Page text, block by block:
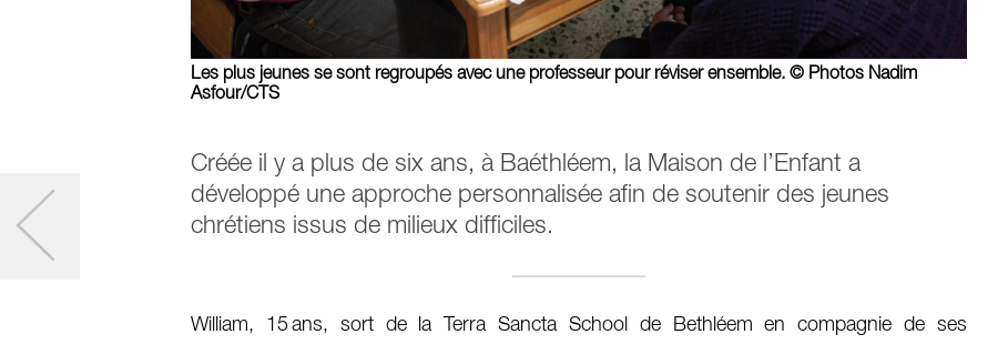
Les plus jeunes se sont regroupés avec une professeur pour réviser ensemble. © Photos Nadim
Asfour/CTS
Créée il y a plus de six ans, à Baéthléem, la Maison de l’Enfant a
développé une approche personnalisée afin de soutenir des jeunes
chrétiens issus de milieux difficiles.
William, 15 ans, sort de la Terra Sancta School de Bethléem en compagnie de ses